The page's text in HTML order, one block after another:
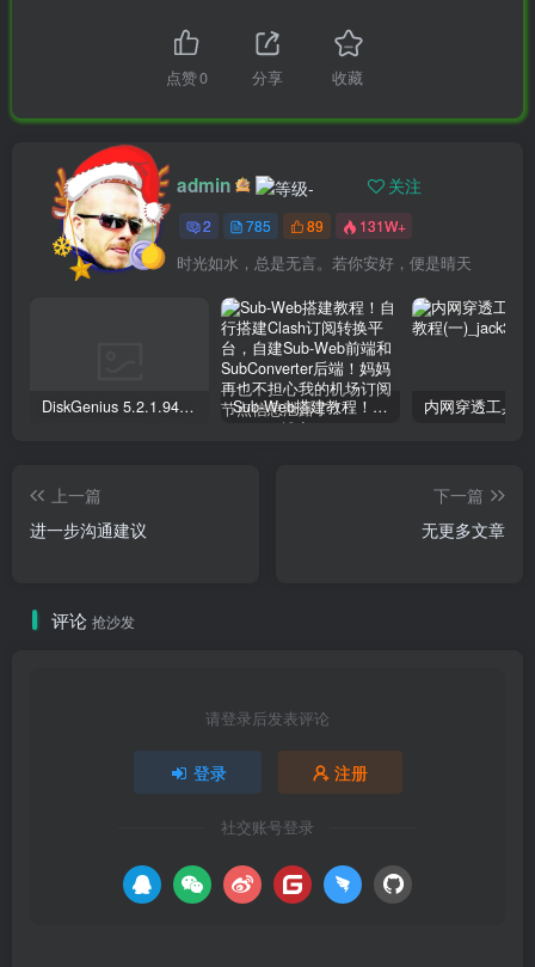
点赞0 分享 收藏
admin 关注
2 785 89 131W+
时光如水，总是无言。若你安好，便是晴天
DiskGenius 5.2.1.941 专业版下载+序列号注册文件激活 Sub-Web搭建教程！自行搭建Clash订阅转换平台，自建Sub-Web前端和SubConverter后端！妈妈再也不担心我的机场订阅节点信息泄露了！
上一篇
进一步沟通建议
下一篇
无更多文章
评论 抢沙发
请登录后发表评论
登录 注册
社交账号登录